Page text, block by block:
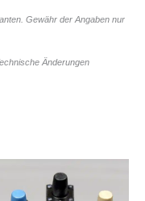
Gewähr der Angaben nur
Änderungen